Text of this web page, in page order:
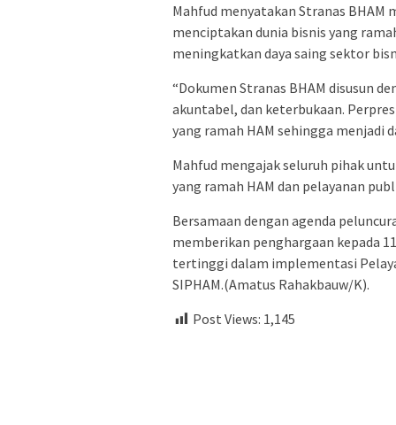
Mahfud menyatakan Stranas
menciptakan dunia bisnis yang
meningkatkan daya saing sektor
“Dokumen Stranas BHAM disusun
akuntabel, dan keterbukaan.
yang ramah HAM sehingga menjadi
Mahfud mengajak seluruh pihak
yang ramah HAM dan pelayanan
Bersamaan dengan agenda
memberikan penghargaan kepada
tertinggi dalam implementasi
SIPHAM.(Amatus Rahakbauw/K).
Post Views: 1,145